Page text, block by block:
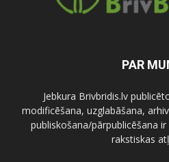
PAR
Jebkura Brivbridis.lv
modificēšana, uzglabāšana,
publiskošana/pārpublicēšana
rakstiskas